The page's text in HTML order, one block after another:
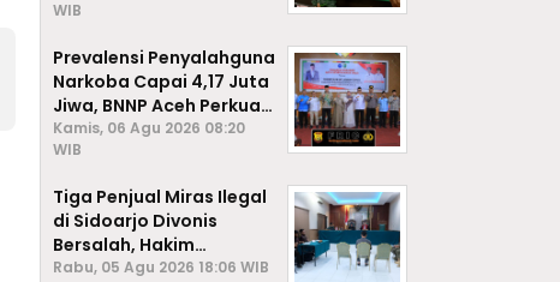
di Kalangan Pelajar
WIB
Prevalensi Penyalahguna
Narkoba Capai 4,17 Juta
Jiwa, BNNP Aceh Perkuat
P4GN di Subulussalam
Kamis, 06 Agu 2026 08:20
WIB
Tiga Penjual Miras Ilegal
di Sidoarjo Divonis
Bersalah, Hakim
Jatuhkan Denda hingga
Rabu, 05 Agu 2026 18:06 WIB